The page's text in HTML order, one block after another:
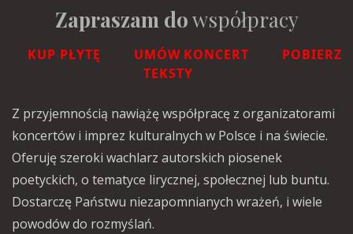
Zapraszam dowspółpracy
KUP PŁYTĘ UMÓW KONCERT
POBIERZ
TEKSTY
Z przyjemnością nawiążę współpracę z organizatorami
koncertów i imprez kulturalnych w Polsce i na świecie.
Oferuję szeroki wachlarz autorskich piosenek
poetyckich, o tematyce lirycznej, społecznej lub buntu.
Dostarczę Państwu niezapomnianych wrażeń, i wiele
powodów do rozmyślań.